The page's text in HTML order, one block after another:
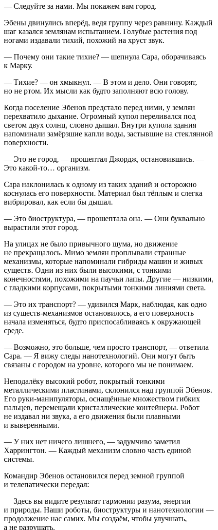
— Следуйте за нами. Мы покажем вам город.
Эбены двинулись вперёд, ведя группу через равнину. Каждый
шаг казался землянам испытанием. Голубые растения под
ногами издавали тихий, похожий на хруст звук.
— Почему они такие тихие? — шепнула Сара, оборачиваясь
к Марку.
— Тихие? — он хмыкнул. — В этом и дело. Они говорят,
но не ртом. Их мысли как будто заполняют всю голову.
Когда поселение Эбенов предстало перед ними, у землян
перехватило дыхание. Огромный купол переливался под
светом двух солнц, словно дышал. Внутри купола здания
напоминали замёрзшие капли воды, застывшие на стеклянной
поверхности.
— Это не город, — прошептал Джордж, остановившись. —
Это какой-то… организм.
Сара наклонилась к одному из таких зданий и осторожно
коснулась его поверхности. Материал был тёплым и слегка
вибрировал, как если бы дышал.
— Это биоструктура, — прошептала она. — Они буквально
вырастили этот город.
На улицах не было привычного шума, но движение
не прекращалось. Мимо землян проплывали странные
механизмы, которые напоминали гибриды машин и живых
существ. Одни из них были высокими, с тонкими
конечностями, похожими на паучьи лапы. Другие — низкими,
с гладкими корпусами, покрытыми тонкими линиями света.
— Это их транспорт? — удивился Марк, наблюдая, как одно
из существ-механизмов остановилось, а его поверхность
начала изменяться, будто приспосабливаясь к окружающей
среде.
— Возможно, это больше, чем просто транспорт, — ответила
Сара. — Я вижу следы нанотехнологий. Они могут быть
связаны с городом на уровне, которого мы не понимаем.
Неподалёку высокий робот, покрытый тонкими
металлическими пластинами, склонился над группой Эбенов.
Его руки-манипуляторы, оснащённые множеством гибких
пальцев, перемещали кристаллические контейнеры. Робот
не издавал ни звука, а его движения были плавными
и выверенными.
— У них нет ничего лишнего, — задумчиво заметил
Харрингтон. — Каждый механизм словно часть единой
системы.
Командир Эбенов остановился перед земной группой
и телепатически передал:
— Здесь вы видите результат гармонии разума, энергии
и природы. Наши роботы, биоструктуры и нанотехнологии —
продолжение нас самих. Мы создаём, чтобы улучшать,
а не разрушать.